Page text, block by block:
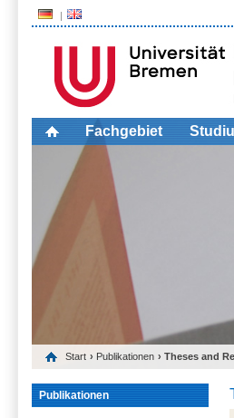
Fachgebiet
Start › Publikationen › Theses and
Publikationen